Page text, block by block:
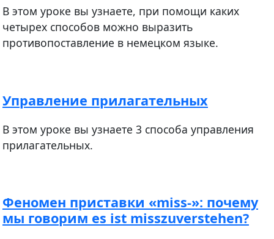
В этом уроке вы узнаете, при помощи каких
четырех способов можно выразить
противопоставление в немецком языке.
Управление прилагательных
В этом уроке вы узнаете 3 способа управления
прилагательных.
Феномен приставки «miss-»: почему
мы говорим es ist misszuverstehen?